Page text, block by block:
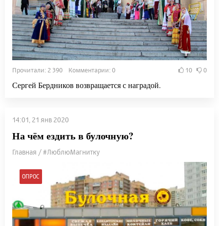
Прочитали: 2 390 Комментарии: 0 10 0
Сергей Бердников возвращается с наградой.
14:01, 21 янв 2020
На чём ездить в булочную?
Главная / #ЛюблюМагнитку
ОПРОС